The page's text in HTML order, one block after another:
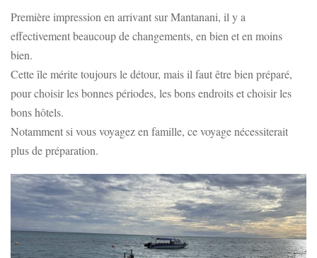
Première impression en arrivant sur Mantanani, il y a
effectivement beaucoup de changements, en bien et en moins
bien.
Cette île mérite toujours le détour, mais il faut être bien préparé,
pour choisir les bonnes périodes, les bons endroits et choisir les
bons hôtels.
Notamment si vous voyagez en famille, ce voyage nécessiterait
plus de préparation.